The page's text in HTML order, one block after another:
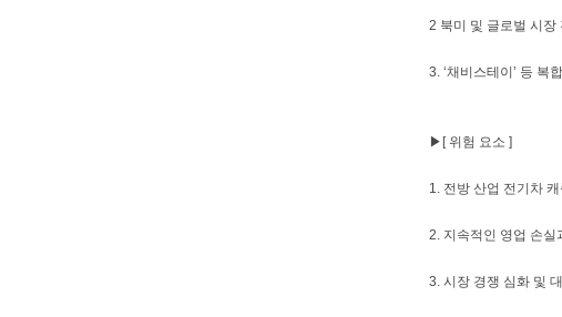
2 북미 및 글로벌 시장
3. ‘채비스테이’ 등 복
▶[ 위험 요소 ]
1. 전방 산업 전기차
2. 지속적인 영업 손실
3. 시장 경쟁 심화 및